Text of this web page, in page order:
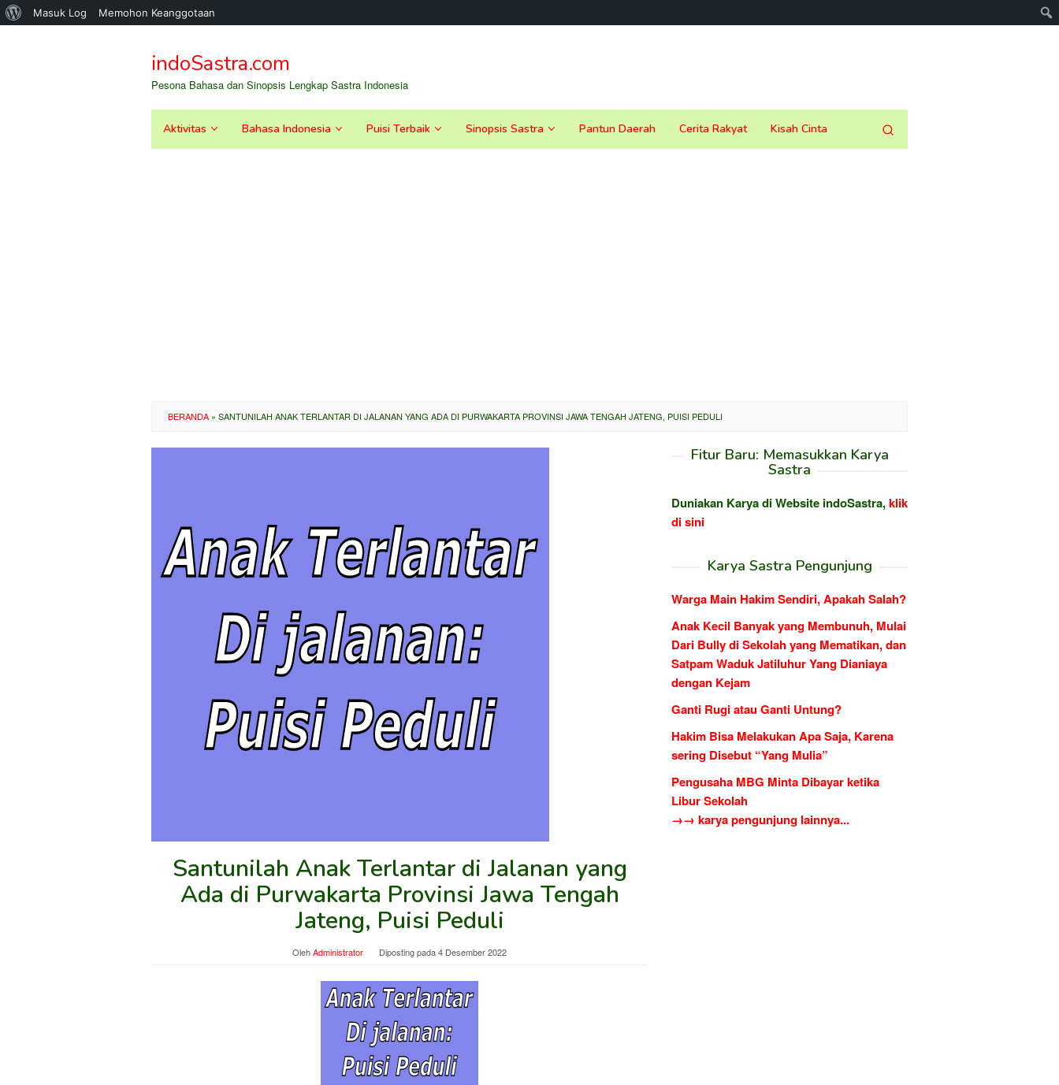
Tentang
Masuk Log Memohon Keanggotaan
kontenindoSastra.com
Pesona Bahasa dan Sinopsis Lengkap Sastra Indonesia
Aktivitas Bahasa Indonesia Puisi Terbaik Sinopsis Sastra Pantun Daerah Cerita Rakyat Kisah Cinta
BERANDA » SANTUNILAH ANAK TERLANTAR DI JALANAN YANG ADA DI PURWAKARTA PROVINSI JAWA TENGAH JATENG, PUISI PEDULI
Santunilah Anak Terlantar di Jalanan yang
Ada di Purwakarta Provinsi Jawa Tengah
Jateng, Puisi Peduli
OlehAdministrator Diposting pada4 Desember 2022
Fitur Baru: Memasukkan Karya
Sastra
Duniakan Karya di Website indoSastra,klik
di sini
Karya Sastra Pengunjung
Warga Main Hakim Sendiri, Apakah Salah?
Anak Kecil Banyak yang Membunuh, Mulai
Dari Bully di Sekolah yang Mematikan, dan
Satpam Waduk Jatiluhur Yang Dianiaya
dengan Kejam
Ganti Rugi atau Ganti Untung?
Hakim Bisa Melakukan Apa Saja, Karena
sering Disebut “Yang Mulia”
Pengusaha MBG Minta Dibayar ketika
Libur Sekolah
→→ karya pengunjung lainnya...